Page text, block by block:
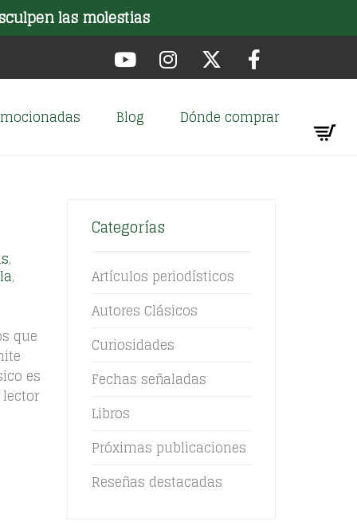
las molestias
Blog Dónde comprar
,
,
que
es
Categorías
Artículos periodísticos
Autores Clásicos
Curiosidades
Fechas señaladas
Libros
Próximas publicaciones
Reseñas destacadas